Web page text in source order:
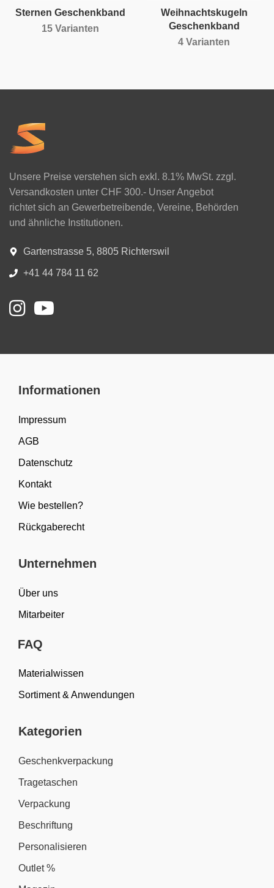
Sternen Geschenkband
15 Varianten
Weihnachtskugeln
Geschenkband
4 Varianten
Unsere Preise verstehen sich exkl. 8.1% MwSt. zzgl.
Versandkosten unter CHF 300.- Unser Angebot
richtet sich an Gewerbetreibende, Vereine, Behörden
und ähnliche Institutionen.
Gartenstrasse 5, 8805 Richterswil
+41 44 784 11 62
Informationen
Impressum
AGB
Datenschutz
Kontakt
Wie bestellen?
Rückgaberecht
Unternehmen
Über uns
Mitarbeiter
FAQ
Materialwissen
Sortiment & Anwendungen
Kategorien
Geschenkverpackung
Tragetaschen
Verpackung
Beschriftung
Personalisieren
Outlet %